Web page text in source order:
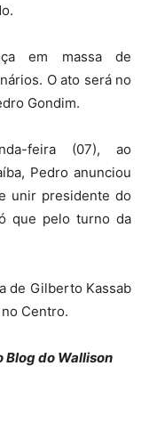
em massa de
O ato será no
Gondim.
feira (07), ao
Pedro anunciou
unir presidente do
que pelo turno da
de Gilberto Kassab
Centro.
Blog do Wallison